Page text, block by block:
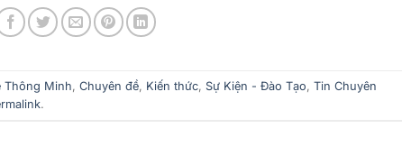
Thông Minh,Chuyên đề, Kiến thức, Sự Kiện - Đào Tạo,Tin Chuyên
.